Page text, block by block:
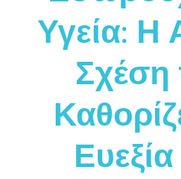
Υγεία: Η